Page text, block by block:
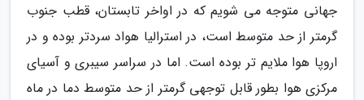
جهانی متوجه می شویم که در اواخر تابستان، قطب جنوب
گرمتر از حد متوسط است، در استرالیا هواد سردتر بوده و در
اروپا هوا ملایم تر بوده است. اما در سراسر سیبری و آسیای
مرکزی هوا بطور قابل توجهی گرمتر از حد متوسط دما در ماه